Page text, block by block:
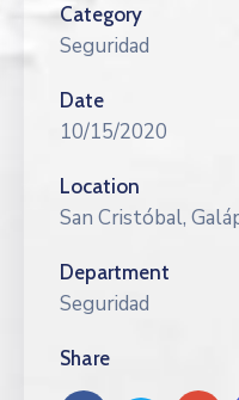
Category
Seguridad
Date
10/15/2020
Location
San Cristóbal,
Department
Seguridad
Share